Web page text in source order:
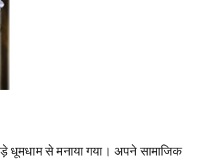
धूमधाम से मनाया गया। अपने सामाजिक